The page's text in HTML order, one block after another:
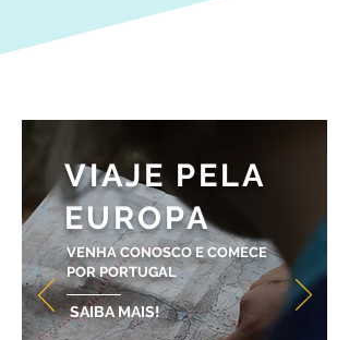
VIAJE PELA
EUROPA
VENHA CONOSCO E COMECE
POR PORTUGAL
SAIBA MAIS!